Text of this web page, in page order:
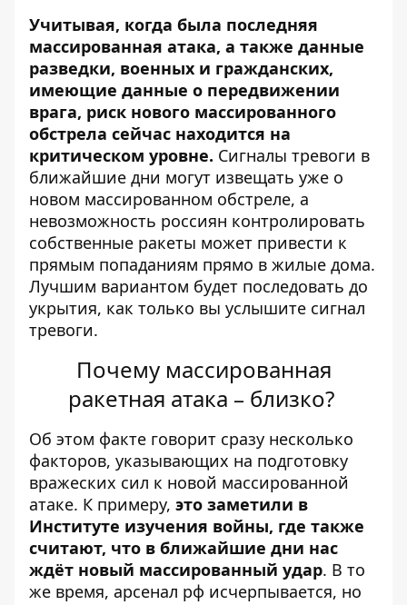
Учитывая, когда была последняя
массированная атака, а также данные
разведки, военных и гражданских,
имеющие данные о передвижении
врага, риск нового массированного
обстрела сейчас находится на
критическом уровне. Сигналы тревоги в
ближайшие дни могут извещать уже о
новом массированном обстреле, а
невозможность россиян контролировать
собственные ракеты может привести к
прямым попаданиям прямо в жилые дома.
Лучшим вариантом будет последовать до
укрытия, как только вы услышите сигнал
тревоги.
Почему массированная
ракетная атака – близко?
Об этом факте говорит сразу несколько
факторов, указывающих на подготовку
вражеских сил к новой массированной
атаке. К примеру, это заметили в
Институте изучения войны, где также
считают, что в ближайшие дни нас
ждёт новый массированный удар. В то
же время, арсенал рф исчерпывается, но